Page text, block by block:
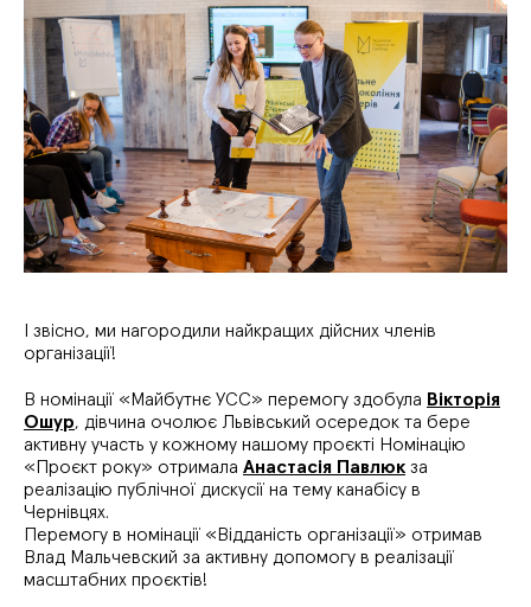
І звісно, ми нагородили найкращих дійсних членів
організації!
В номінації «Майбутнє УСС» перемогу здобула Вікторія
Ошур, дівчина очолює Львівський осередок та бере
активну участь у кожному нашому проєкті Номінацію
«Проєкт року» отримала Анастасія Павлюк за
реалізацію публічної дискусії на тему канабісу в
Чернівцях.
Перемогу в номінації «Відданість організації» отримав
Влад Мальчевский за активну допомогу в реалізації
масштабних проєктів!